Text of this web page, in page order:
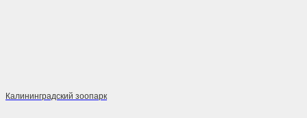
Калининградский зоопарк